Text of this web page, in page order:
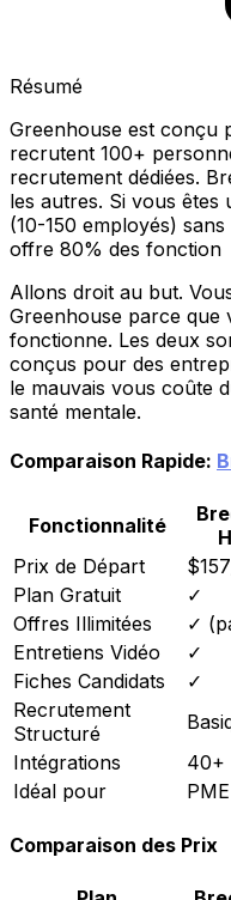
Résumé
Greenhouse est conçu
recrutent 100+
recrutement dédiées.
les autres. Si vous
(10-150 employés)
offre 80% des fonction
Allons droit au but.
Greenhouse parce que
fonctionne. Les deux
conçus pour des
le mauvais vous coûte
santé mentale.
Comparaison Rapide:
Fonctionnalité
Prix de Départ
Plan Gratuit
✓
Offres Illimitées
✓
Entretiens Vidéo
✓
Fiches Candidats
✓
Recrutement
Structuré
Intégrations
40+
Idéal pour
PME
Comparaison des Prix